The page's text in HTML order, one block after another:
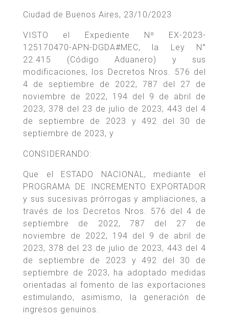
Ciudad de Buenos Aires, 23/10/2023
VISTO el Expediente Nº EX-2023-
125170470-APN-DGDA#MEC, la Ley N°
22.415 (Código Aduanero) y sus
modificaciones, los Decretos Nros. 576 del
4 de septiembre de 2022, 787 del 27 de
noviembre de 2022, 194 del 9 de abril de
2023, 378 del 23 de julio de 2023, 443 del 4
de septiembre de 2023 y 492 del 30 de
septiembre de 2023, y
CONSIDERANDO:
Que el ESTADO NACIONAL, mediante el
PROGRAMA DE INCREMENTO EXPORTADOR
y sus sucesivas prórrogas y ampliaciones, a
través de los Decretos Nros. 576 del 4 de
septiembre de 2022, 787 del 27 de
noviembre de 2022, 194 del 9 de abril de
2023, 378 del 23 de julio de 2023, 443 del 4
de septiembre de 2023 y 492 del 30 de
septiembre de 2023, ha adoptado medidas
orientadas al fomento de las exportaciones
estimulando, asimismo, la generación de
ingresos genuinos.